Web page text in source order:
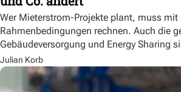
Wer Mieterstrom-Projekte plant, muss mit
Rahmenbedingungen rechnen. Auch die
Gebäudeversorgung und Energy Sharing
Julian Korb